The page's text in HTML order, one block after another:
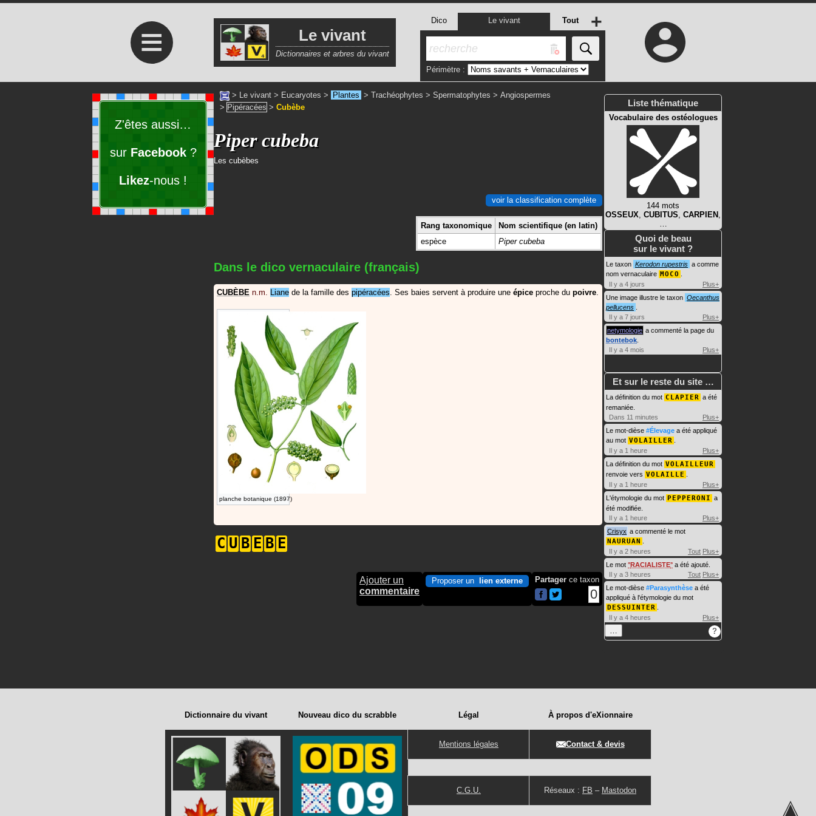
≡ Le vivant
Dictionnaires et arbres du vivant
Dico Le vivant Tout
Périmètre :
+
Z'êtes aussi…
sur Facebook?
Likez-nous !
> Le vivant > Eucaryotes > Plantes > Trachéophytes > Spermatophytes > Angiospermes
> Pipéracées > Cubèbe
Piper cubeba
Les cubèbes
voir la classification complète
Rang taxonomique
Nom scientifique (en latin)
espèce
Piper cubeba
Dans le dico vernaculaire (français)
CUBÈBE n.m. Liane de la famille des pipéracées. Ses baies servent à produire une épice proche du poivre.
planche botanique (1897)
C U B E B E
Ajouter un
commentaire
Proposer un lien externe Partager ce taxon
0
Liste thématique
Vocabulaire des ostéologues
144 mots
OSSEUX, CUBITUS, CARPIEN ,
…
Quoi de beau
sur le vivant ?
Le taxon Kerodon rupestris a comme
nom vernaculaire MOCO
Il y a 4 jours
Plus+
Une image illustre le taxon Oecanthus
pellucens
Il y a 7 jours
Plus+
netymologie a commenté la page du
bontebok
Il y a 4 mois
Plus+
Et sur le reste du site …
La définition du mot CLAPIER a été
remaniée.
Dans 11 minutes
Plus+
Le mot-dièse #Élevage a été appliqué
au mot VOLAILLER
Il y a 1 heure
Plus+
La définition du mot VOLAILLEUR
renvoie vers VOLAILLE
Il y a 1 heure
Plus+
L'étymologie du mot PEPPERONI a
été modifiée.
Il y a 1 heure
Plus+
Crisyx a commenté le mot
NAURUAN
Il y a 2 heures
Tout Plus+
Le mot RACIALISTE a été ajouté.
Il y a 3 heures
Tout Plus+
Le mot-dièse #Parasynthèse a été
appliqué à l'étymologie du mot
DESSUINTER
Il y a 4 heures
Plus+
… ?
Dictionnaire du vivant Nouveau dico du scrabble Légal
Mentions légales
C.G.U.
À propos d'eXionnaire
Contact & devis
Réseaux : FB – Mastodon